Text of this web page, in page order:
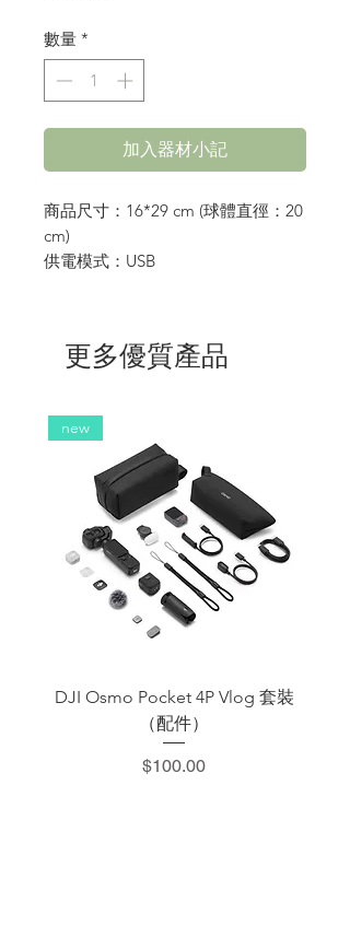
數量 *
加入器材小記
商品尺寸：16*29 cm (球體直徑：20
cm)
供電模式：USB
更多優質產品
new
DJI Osmo Pocket 4P Vlog 套裝
（配件）
價格
$100.00